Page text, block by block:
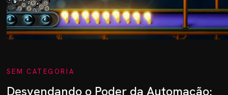
SEM CATEGORIA
Desvendando o Poder da Automação: